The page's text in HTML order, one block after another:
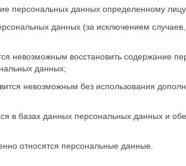
персональных данных определенному
данных (за исключением
невозможным восстановить
данных;
невозможным без использования
в базах данных персональных данных и
относятся персональные данные.